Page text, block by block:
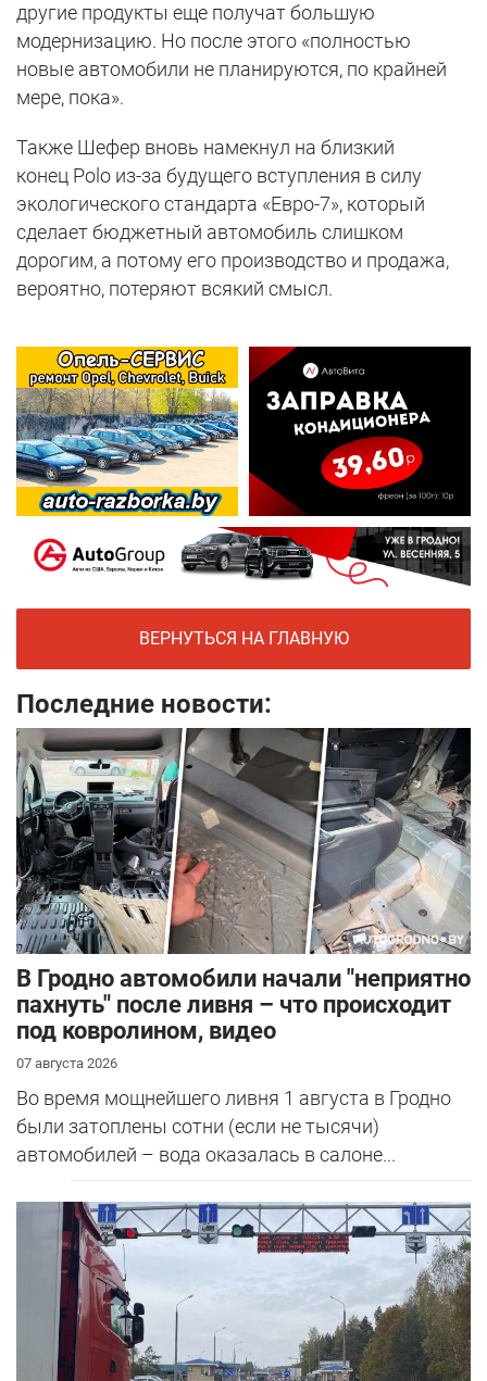
другие продукты еще получат большую
модернизацию. Но после этого «полностью
новые автомобили не планируются, по крайней
мере, пока».
Также Шефер вновь намекнул на близкий
конец Polo из-за будущего вступления в силу
экологического стандарта «Евро-7», который
сделает бюджетный автомобиль слишком
дорогим, а потому его производство и продажа,
вероятно, потеряют всякий смысл.
ВЕРНУТЬСЯ НА ГЛАВНУЮ
Последние новости:
В Гродно автомобили начали "неприятно
пахнуть" после ливня – что происходит
под ковролином, видео
07 августа 2026
Во время мощнейшего ливня 1 августа в Гродно
были затоплены сотни (если не тысячи)
автомобилей – вода оказалась в салоне...